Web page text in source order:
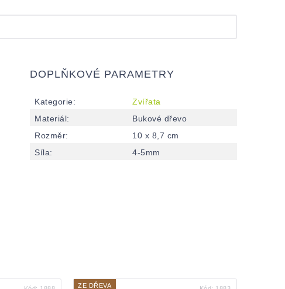
DOPLŇKOVÉ PARAMETRY
Kategorie:
Zvířata
Materiál:
Bukové dřevo
Rozměr:
10 x 8,7 cm
Síla: 4-5mm
ZE DŘEVA